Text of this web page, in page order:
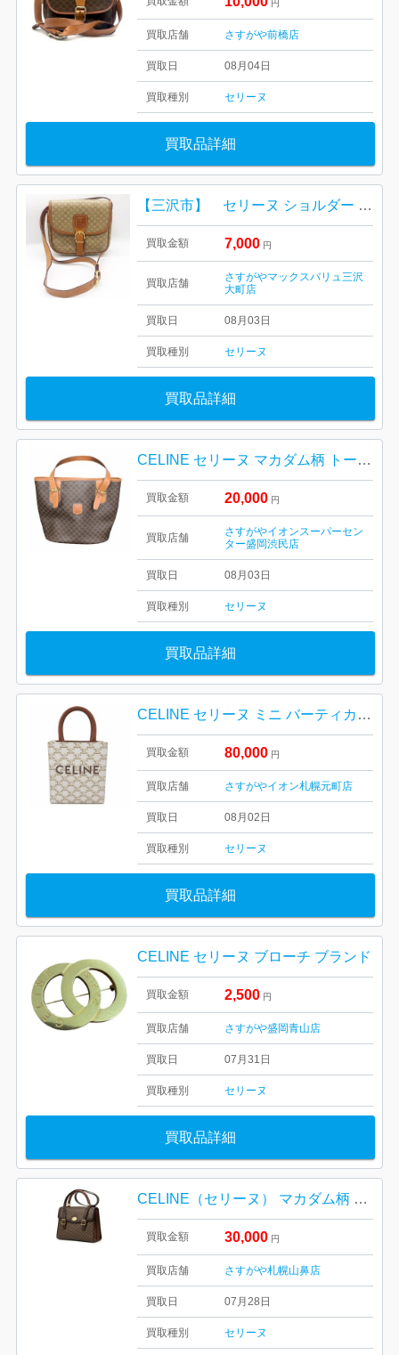
円
買取店舗 さすがや前橋店
買取日 08月04日
買取種別 セリーヌ
買取品詳細
【三沢市】 セリーヌ ショルダー をお買取り致しました！
買取金額 7,000 円
買取店舗
さすがやマックスバリュ三沢
大町店
買取日 08月03日
買取種別 セリーヌ
買取品詳細
CELINE セリーヌ マカダム柄 トートバッグ
買取金額 20,000 円
買取店舗
さすがやイオンスーパーセン
ター盛岡渋民店
買取日 08月03日
買取種別 セリーヌ
買取品詳細
CELINE セリーヌ ミニ バーティカルカバ トリオンフ 2WAY ハンドバッグ レディース 194372BZK 札幌市 東区 元町
買取金額 80,000 円
買取店舗 さすがやイオン札幌元町店
買取日 08月02日
買取種別 セリーヌ
買取品詳細
CELINE セリーヌ ブローチ ブランド
買取金額 2,500 円
買取店舗 さすがや盛岡青山店
買取日 07月31日
買取種別 セリーヌ
買取品詳細
CELINE（セリーヌ） マカダム柄 PVC×レザー 2WAY ハンドバッグ
買取金額 30,000 円
買取店舗 さすがや札幌山鼻店
買取日 07月28日
買取種別 セリーヌ